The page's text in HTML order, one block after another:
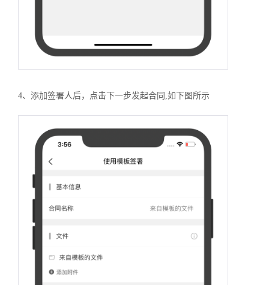
4、添加签署人后，点击下一步发起合同,如下图所示